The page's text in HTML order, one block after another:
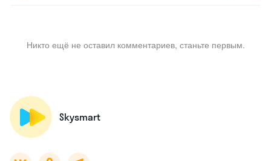
Никто ещё не оставил комментариев, станьте первым.
Skysmart